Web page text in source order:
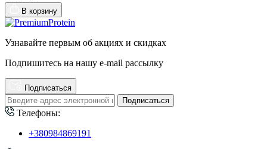
В корзину
Узнавайте первым об акциях и скидках
Подпишитесь на нашу e-mail рассылку
Подписаться
Подписаться
Телефоны:
+380984869191